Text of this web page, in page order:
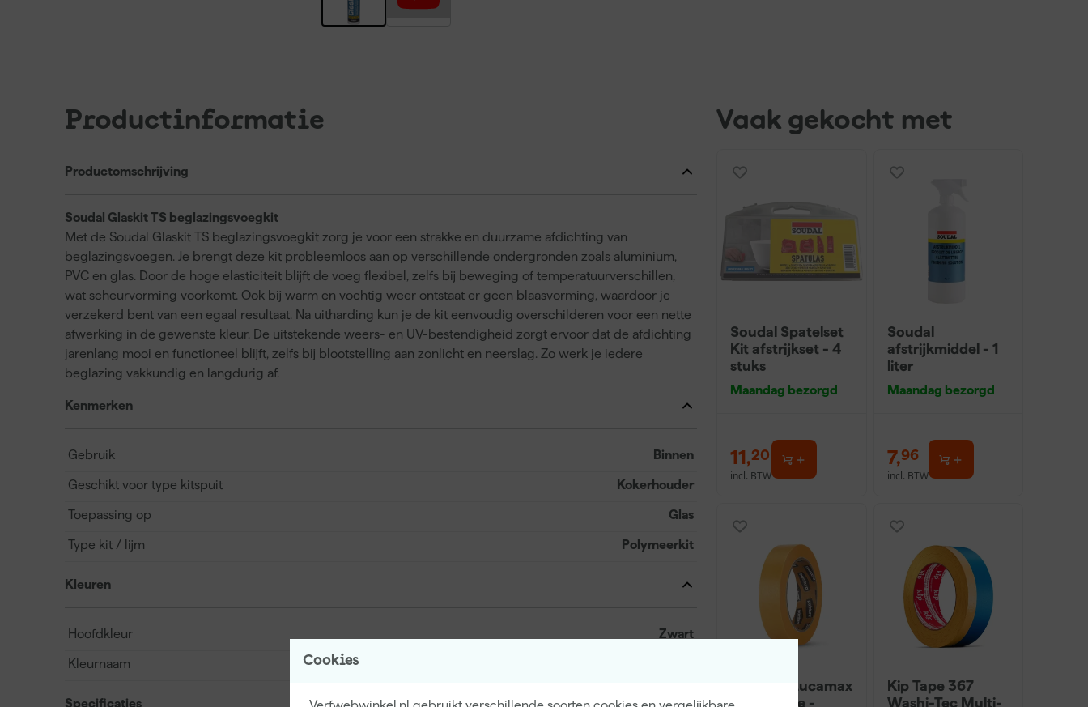
Cookies
Productinformatie
Productomschrijving
Soudal Glaskit TS beglazingsvoegkit
Met de Soudal Glaskit TS beglazingsvoegkit zorg je voor een strakke en duurzame afdichting van
beglazingsvoegen. Je brengt deze kit probleemloos aan op verschillende ondergronden zoals aluminium,
PVC en glas. Door de hoge elasticiteit blijft de voeg flexibel, zelfs bij beweging of temperatuurverschillen,
wat scheurvorming voorkomt. Ook bij warm en vochtig weer ontstaat er geen blaasvorming, waardoor je
verzekerd bent van een egaal resultaat. Na uitharding kun je de kit eenvoudig overschilderen voor een nette
afwerking in de gewenste kleur. De uitstekende weers- en UV-bestendigheid zorgt ervoor dat de afdichting
jarenlang mooi en functioneel blijft, zelfs bij blootstelling aan zonlicht en neerslag. Zo werk je iedere
beglazing vakkundig en langdurig af.
Kenmerken
Gebruik Binnen
Geschikt voor type kitspuit Kokerhouder
Toepassing op Glas
Type kit / lijm Polymeerkit
Kleuren
Hoofdkleur Zwart
Kleurnaam
Specificaties
Vaak gekocht met
Soudal Spatelset
Kit afstrijkset - 4
stuks
Maandag bezorgd
11,20
incl. BTW
Soudal
afstrijkmiddel - 1
liter
Maandag bezorgd
7,96
incl. BTW
Paintura Lucamax
Washi tape -
Kip Tape 367
Washi-Tec Multi-